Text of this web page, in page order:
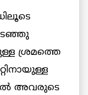
ശ്രമത്തെ
അവരുടെ